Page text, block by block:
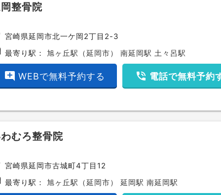
整骨院
宮崎県延岡市北一ケ岡2丁目2-3
最寄り駅： 旭ヶ丘駅（延岡市） 南延岡駅 土々呂駅
add_comment WEBで無料予約する phone_in_talk 電話で無料予約
むろ整骨院
宮崎県延岡市古城町4丁目12
最寄り駅： 旭ヶ丘駅（延岡市） 延岡駅 南延岡駅